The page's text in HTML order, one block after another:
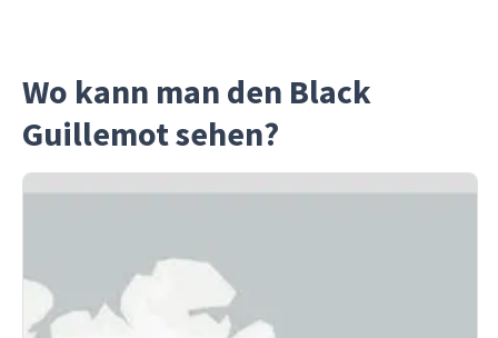
Wo kann man den Black
Guillemot sehen?